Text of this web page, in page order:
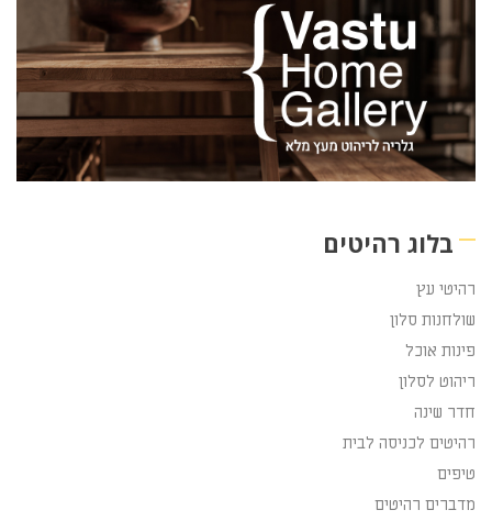
בלוג רהיטים
רהיטי עץ
שולחנות סלון
פינות אוכל
ריהוט לסלון
חדר שינה
רהיטים לכניסה לבית
טיפים
מדברים רהיטים